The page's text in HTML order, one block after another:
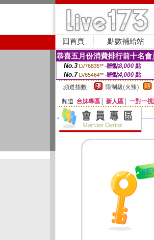
回首頁 點數補給站
恭喜五月份消費排行前十名
No.3 LV76835** -贈點8,000點
No.7 LV65464** -贈點4,000 點
頻道指數
限制級(火辣)
頻道 台妹專區 新人區 一對一